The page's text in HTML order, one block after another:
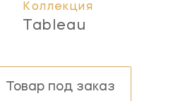
Коллекция
Tableau
Товар под заказ